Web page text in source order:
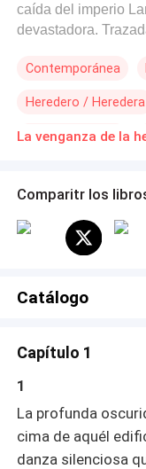
caída del imperio
devastadora.
era un lobo
padres quienes no
los había arrasado
empresa que tanto
vuelto suya. Ese
por Mathilde, pero
todo lo que había
golpe dándose
hacerlo desde
seduciéndolo para
pensó que la
Contemporánea
Heredero / Heredera
Hija de Magnate
Comparitr los
Catálogo
Capítulo 1
1
La profunda
cima de aquél
danza silenciosa